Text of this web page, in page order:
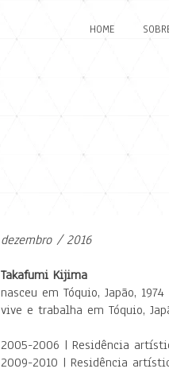
HOME
dezembro / 2016
Takafumi Kijima
nasceu em Tóquio, Japão, 1974
vive e trabalha em Tóquio,
2005-2006 | Residência
2009-2010 | Residência